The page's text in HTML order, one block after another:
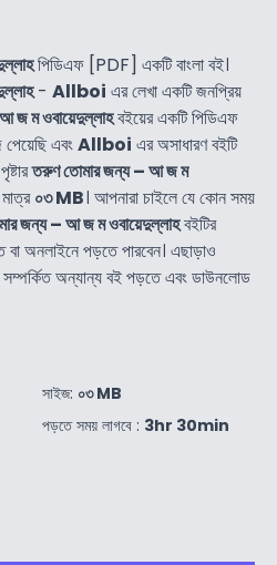
পিডিএফ [PDF] একটি বাংলা বই।
- Allboi এর লেখা একটি জনপ্রিয়
জ ম ওবায়েদুল্লাহবইয়ের একটি পিডিএফ
এবংAllboi এর অসাধারণ বইটি
পৃষ্টারতরুণ তোমার জন্য – আ জ ম
০৩ MB। আপনারা চাইলে যে কোন সময়
জন্য – আ জ ম ওবায়েদুল্লাহবইটির
অনলাইনে পড়তে পারবেন। এছাড়াও
সম্পর্কিত অন্যান্য বই পড়তে এবং ডাউনলোড
সাইজ: ০৩ MB
পড়তে সময় লাগবে : 3hr 30min